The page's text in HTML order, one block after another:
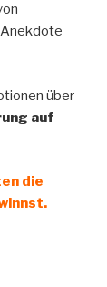
über
auf
die